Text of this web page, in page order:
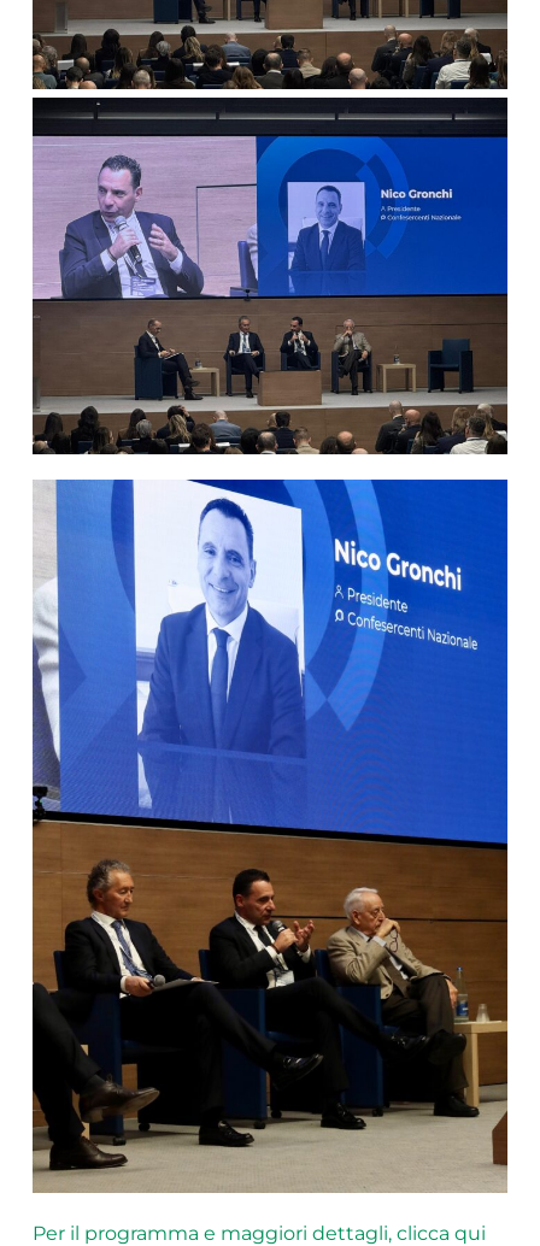
Per il programma e maggiori dettagli, clicca qui